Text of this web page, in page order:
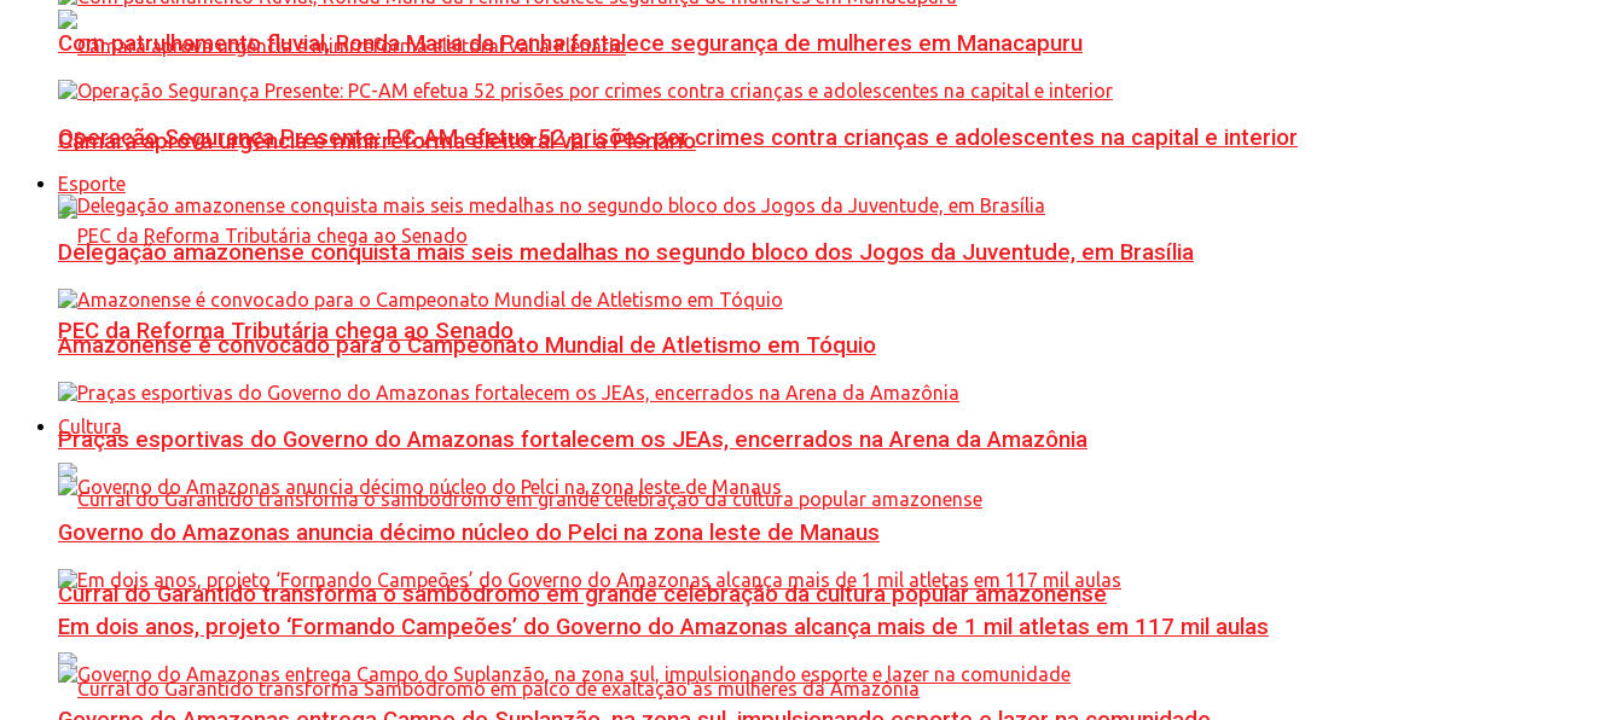
Câmara aprova urgência e minirreforma eleitoral vai a Plenário
PEC da Reforma Tributária chega ao Senado
Cultura
Curral do Garantido transforma o sambódromo em grande celebração da cultura popular amazonense
Com patrulhamento fluvial, Ronda Maria da Penha fortalece segurança de mulheres em Manacapuru
Operação Segurança Presente: PC-AM efetua 52 prisões por crimes contra crianças e adolescentes na capital e interior
Esporte
Delegação amazonense conquista mais seis medalhas no segundo bloco dos Jogos da Juventude, em Brasília
Amazonense é convocado para o Campeonato Mundial de Atletismo em Tóquio
Praças esportivas do Governo do Amazonas fortalecem os JEAs, encerrados na Arena da Amazônia
Governo do Amazonas anuncia décimo núcleo do Pelci na zona leste de Manaus
Em dois anos, projeto ‘Formando Campeões’ do Governo do Amazonas alcança mais de 1 mil atletas em 117 mil aulas